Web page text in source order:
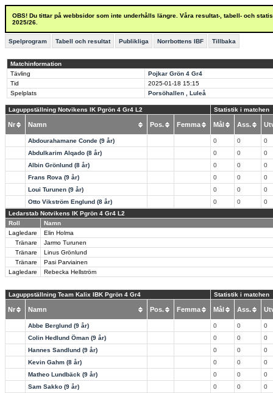
OBS! Du tittar på webbsidor som inte underhålls längre. Våra resultat-, tabell- och
2025/26.
Spelprogram Tabell och resultat Publikliga Norrbottens IBF Tillbaka
Matchinformation
Tävling
Pojkar Grön 4 Gr4
Tid
2025-01-18 15:15
Spelplats
Porsöhallen , Luleå
Laguppställning Notvikens IK Pgrön 4 Gr4 L2 Statistik i matchen
Nr Namn Pos. Femma Mål Ass.
Abdourahamane Conde (9 år) 0 0
0
Abdulkarim Alqado (8 år)
0 0
0
Albin Grönlund (8 år)
0 0
0
Frans Rova (9 år)
0 0
0
Loui Turunen (9 år)
0 0
0
Otto Vikström Englund (8 år)
0 0
0
Ledarstab Notvikens IK Pgrön 4 Gr4 L2
Roll
Namn
Lagledare
Elin Holma
Tränare
Jarmo Turunen
Tränare
Linus Grönlund
Tränare
Pasi Parviainen
Lagledare
Rebecka Hellström
Laguppställning Team Kalix IBK Pgrön 4 Gr4 Statistik i matchen
Nr Namn Pos. Femma Mål Ass.
Abbe Berglund (9 år) 0 0
0
Colin Hedlund Öman (9 år)
0 0
0
Hannes Sandlund (9 år)
0 0
0
Kevin Gahm (8 år)
0 0
0
Matheo Lundbäck (9 år)
0 0
0
Sam Sakko (9 år)
0 0
0